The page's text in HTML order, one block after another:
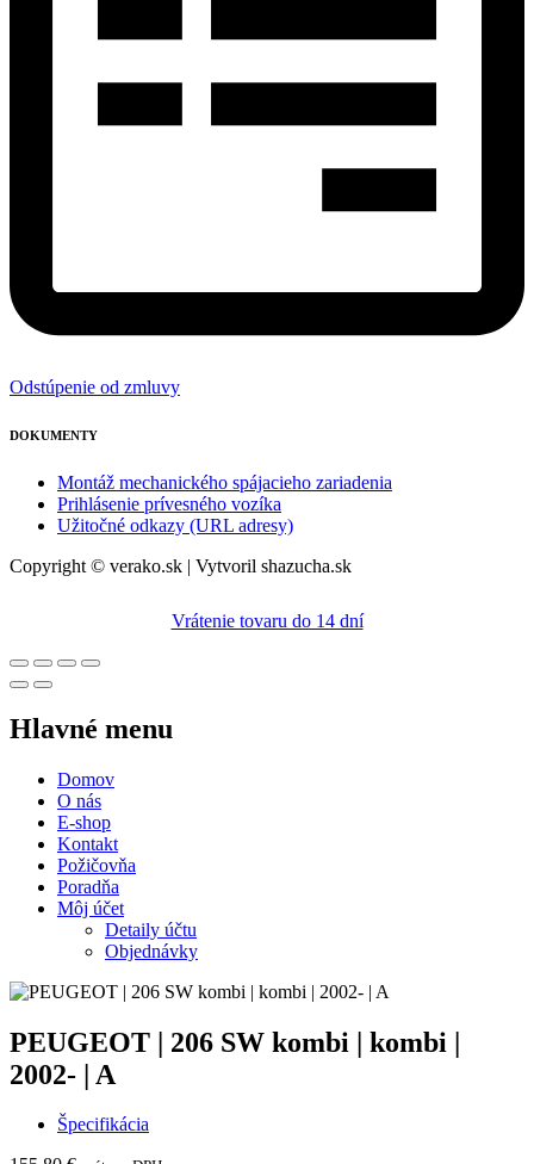
Odstúpenie od zmluvy
DOKUMENTY
Montáž mechanického spájacieho zariadenia
Prihlásenie prívesného vozíka
Užitočné odkazy (URL adresy)
Copyright © verako.sk | Vytvoril shazucha.sk
Vrátenie tovaru do 14 dní
Hlavné menu
Domov
O nás
E-shop
Kontakt
Požičovňa
Poradňa
Môj účet
Detaily účtu
Objednávky
PEUGEOT | 206 SW kombi | kombi |
2002- | A
Špecifikácia